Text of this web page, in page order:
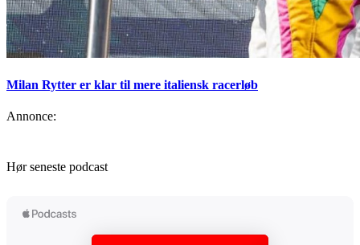
Milan Rytter er klar til mere italiensk racerløb
Annonce:
Hør seneste podcast